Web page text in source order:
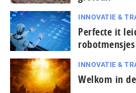
INNOVATIE &
Perfecte it
robotmensjes
INNOVATIE &
Welkom in